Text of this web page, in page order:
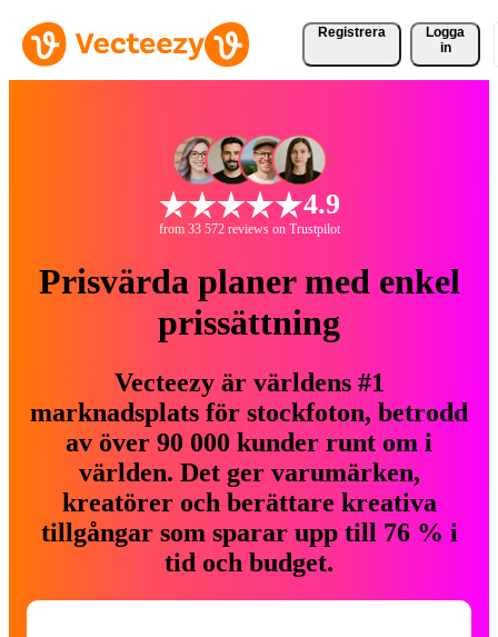
Registrera
Logga
in
4.9
from 33 572 reviews on Trustpilot
Prisvärda planer med enkel
prissättning
Vecteezy är världens #1
marknadsplats för stockfoton, betrodd
av över 90 000 kunder runt om i
världen. Det ger varumärken,
kreatörer och berättare kreativa
tillgångar som sparar upp till 76 % i
tid och budget.